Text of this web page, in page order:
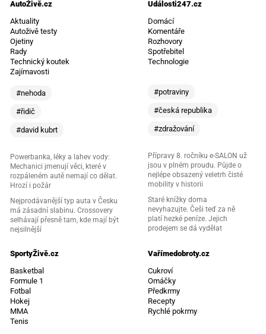
AutoŽivě.cz
Aktuality
Autoživě testy
Ojetiny
Rady
Technický koutek
Zajímavosti
#nehoda
#řidič
#david kubrt
Powerbanka, léky a lahev vody:
Mechanici jmenují věci, které v
rozpáleném autě nemají co dělat.
Hrozí i požár
Nejprodávanější typ auta v Česku
má zásadní slabinu. Crossovery
selhávají přesně tam, kde mají být
nejsilnější
Události247.cz
Domácí
Komentáře
Rozhovory
Spotřebitel
Technologie
#potraviny
#česká republika
#zdražování
Přípravy 8. ročníku e-SALON už
jsou v plném proudu. Půjde o
nejlépe obsazený veletrh čisté
mobility v historii
Staré knížky doma
nevyhazujte. Češi teď za ně
platí hezké peníze. Jejich
prodejem se dá vydělat
SportyŽivě.cz
Basketbal
Formule 1
Fotbal
Hokej
MMA
Tenis
Vařímedobroty.cz
Cukroví
Omáčky
Předkrmy
Recepty
Rychlé pokrmy